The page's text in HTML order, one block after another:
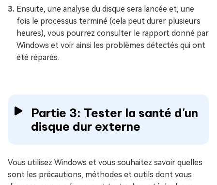
Ensuite, une analyse du disque sera lancée et, une
fois le processus terminé (cela peut durer plusieurs
heures), vous pourrez consulter le rapport donné par
Windows et voir ainsi les problèmes détectés qui ont
été réparés.
Partie 3: Tester la santé d'un
disque dur externe
Vous utilisez Windows et vous souhaitez savoir quelles
sont les précautions, méthodes et outils dont vous